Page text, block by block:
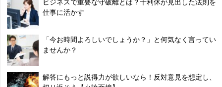
ビジネスで重要な守破離とは？千利休が見出した法則を
仕事に活かす
「今お時間よろしいでしょうか？」と何気なく言ってい
ませんか？
解答にもっと説得力が欲しいなら！反対意見を想定し、